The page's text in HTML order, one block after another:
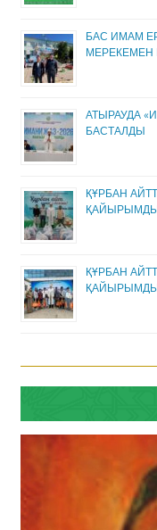
БАС ИМАМ
МЕРЕКЕМЕН
АТЫРАУДА
БАСТАЛДЫ
ҚҰРБАН
ҚҰРБАН